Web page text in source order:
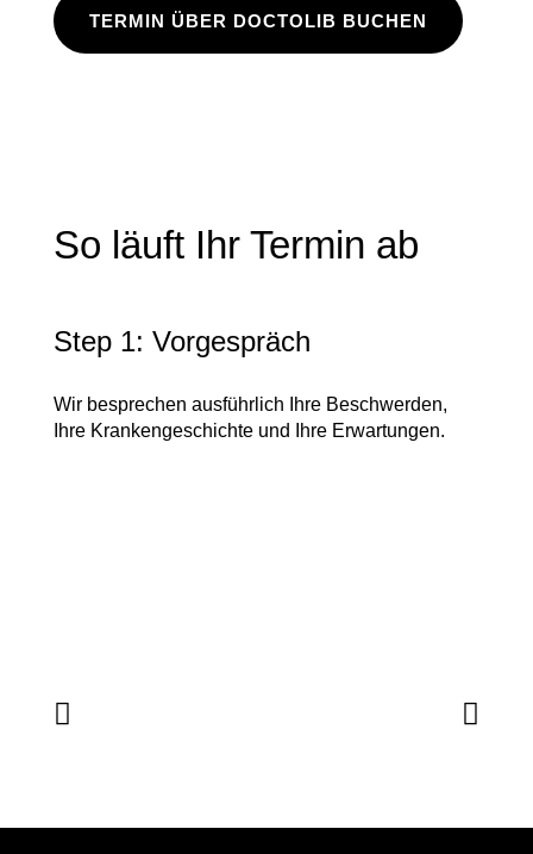
TERMIN ÜBER DOCTOLIB BUCHEN
So läuft Ihr Termin ab
Step 1: Vorgespräch
Wir besprechen ausführlich Ihre Beschwerden,
Ihre Krankengeschichte und Ihre Erwartungen.